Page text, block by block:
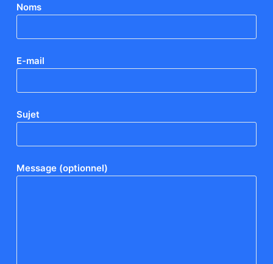
Noms
E-mail
Sujet
Message (optionnel)